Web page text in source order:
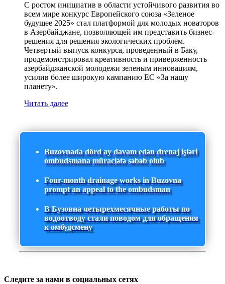
С ростом инициатив в области устойчивого развития во
всем мире конкурс Европейского союза «Зеленое
будущее 2025» стал платформой для молодых новаторов
в Азербайджане, позволяющей им представить бизнес-
решения для решения экологических проблем.
Четвертый выпуск конкурса, проведенный в Баку,
продемонстрировал креативность и приверженность
азербайджанской молодежи зеленым инновациям,
усилив более широкую кампанию ЕС «За нашу
планету».
Читать далее
Buzovnada dörd ay davam edən drenaj işləri
ombudsmana müraciətə səbəb olub
Four-month drainage works in Buzovna
prompt an appeal to the ombudsman
В Бузовна четырехмесячные работы по
водоотводу стали поводом для обращения
к омбудсмену
Следите за нами в социальных сетях